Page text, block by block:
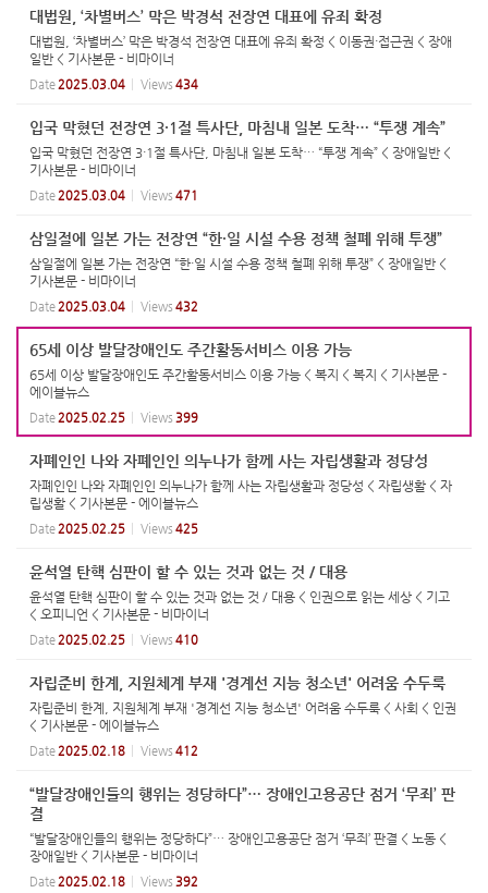
대법원, ‘차별버스’ 막은 박경석 전장연 대표에 유죄 확정
대법원, ‘차별버스’ 막은 박경석 전장연 대표에 유죄 확정 < 이동권·접근권 < 장애
일반 < 기사본문 - 비마이너
Date2025.03.04 Views 434
입국 막혔던 전장연 3·1절 특사단, 마침내 일본 도착… “투쟁 계속”
입국 막혔던 전장연 3·1절 특사단, 마침내 일본 도착… “투쟁 계속” < 장애일반 <
기사본문 - 비마이너
Date2025.03.04 Views 471
삼일절에 일본 가는 전장연 “한·일 시설 수용 정책 철폐 위해 투쟁”
삼일절에 일본 가는 전장연 “한·일 시설 수용 정책 철폐 위해 투쟁” < 장애일반 <
기사본문 - 비마이너
Date2025.03.04 Views 432
65세 이상 발달장애인도 주간활동서비스 이용 가능
65세 이상 발달장애인도 주간활동서비스 이용 가능 < 복지 < 복지 < 기사본문 -
에이블뉴스
Date2025.02.25 Views 399
자폐인인 나와 자폐인인 의누나가 함께 사는 자립생활과 정당성
자폐인인 나와 자폐인인 의누나가 함께 사는 자립생활과 정당성 < 자립생활 < 자
립생활 < 기사본문 - 에이블뉴스
Date2025.02.25 Views 425
윤석열 탄핵 심판이 할 수 있는 것과 없는 것 / 대용
윤석열 탄핵 심판이 할 수 있는 것과 없는 것 / 대용 < 인권으로 읽는 세상 < 기고
< 오피니언 < 기사본문 - 비마이너
Date2025.02.25 Views 410
자립준비 한계, 지원체계 부재 '경계선 지능 청소년' 어려움 수두룩
자립준비 한계, 지원체계 부재 '경계선 지능 청소년' 어려움 수두룩 < 사회 < 인권
< 기사본문 - 에이블뉴스
Date2025.02.18 Views 412
“발달장애인들의 행위는 정당하다”… 장애인고용공단 점거 ‘무죄’ 판
결
“발달장애인들의 행위는 정당하다”… 장애인고용공단 점거 ‘무죄’ 판결 < 노동 <
장애일반 < 기사본문 - 비마이너
Date2025.02.18 Views 392